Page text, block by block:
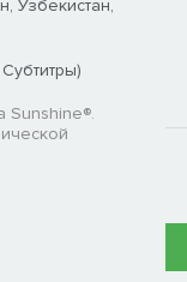
Узбекистан,
Sunshine®.